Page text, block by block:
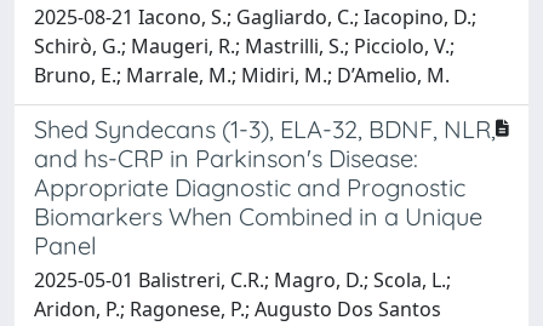
2025-08-21 Iacono, S.; Gagliardo, C.; Iacopino, D.;
Schirò, G.; Maugeri, R.; Mastrilli, S.; Picciolo, V.;
Bruno, E.; Marrale, M.; Midiri, M.; D’Amelio, M.
Shed Syndecans (1-3), ELA-32, BDNF, NLR,
and hs-CRP in Parkinson's Disease:
Appropriate Diagnostic and Prognostic
Biomarkers When Combined in a Unique
Panel
2025-05-01 Balistreri, C.R.; Magro, D.; Scola, L.;
Aridon, P.; Ragonese, P.; Augusto Dos Santos